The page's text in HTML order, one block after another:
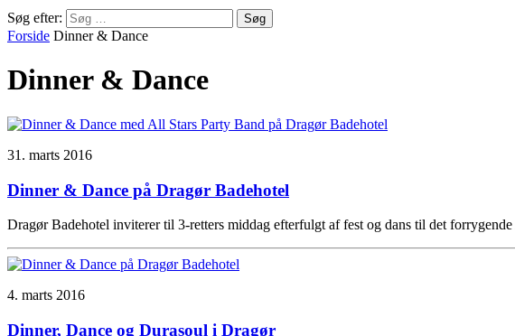
Søg efter:
Forside Dinner & Dance
Dinner & Dance
31. marts 2016
Dinner & Dance på Dragør Badehotel
Dragør Badehotel inviterer til 3-retters middag efterfulgt af fest og dans til det
4. marts 2016
Dinner, Dance og Durasoul i Dragør